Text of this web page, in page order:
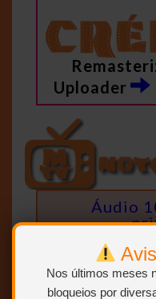
Nos últimos meses
bloqueios por
Uploader
Áudio